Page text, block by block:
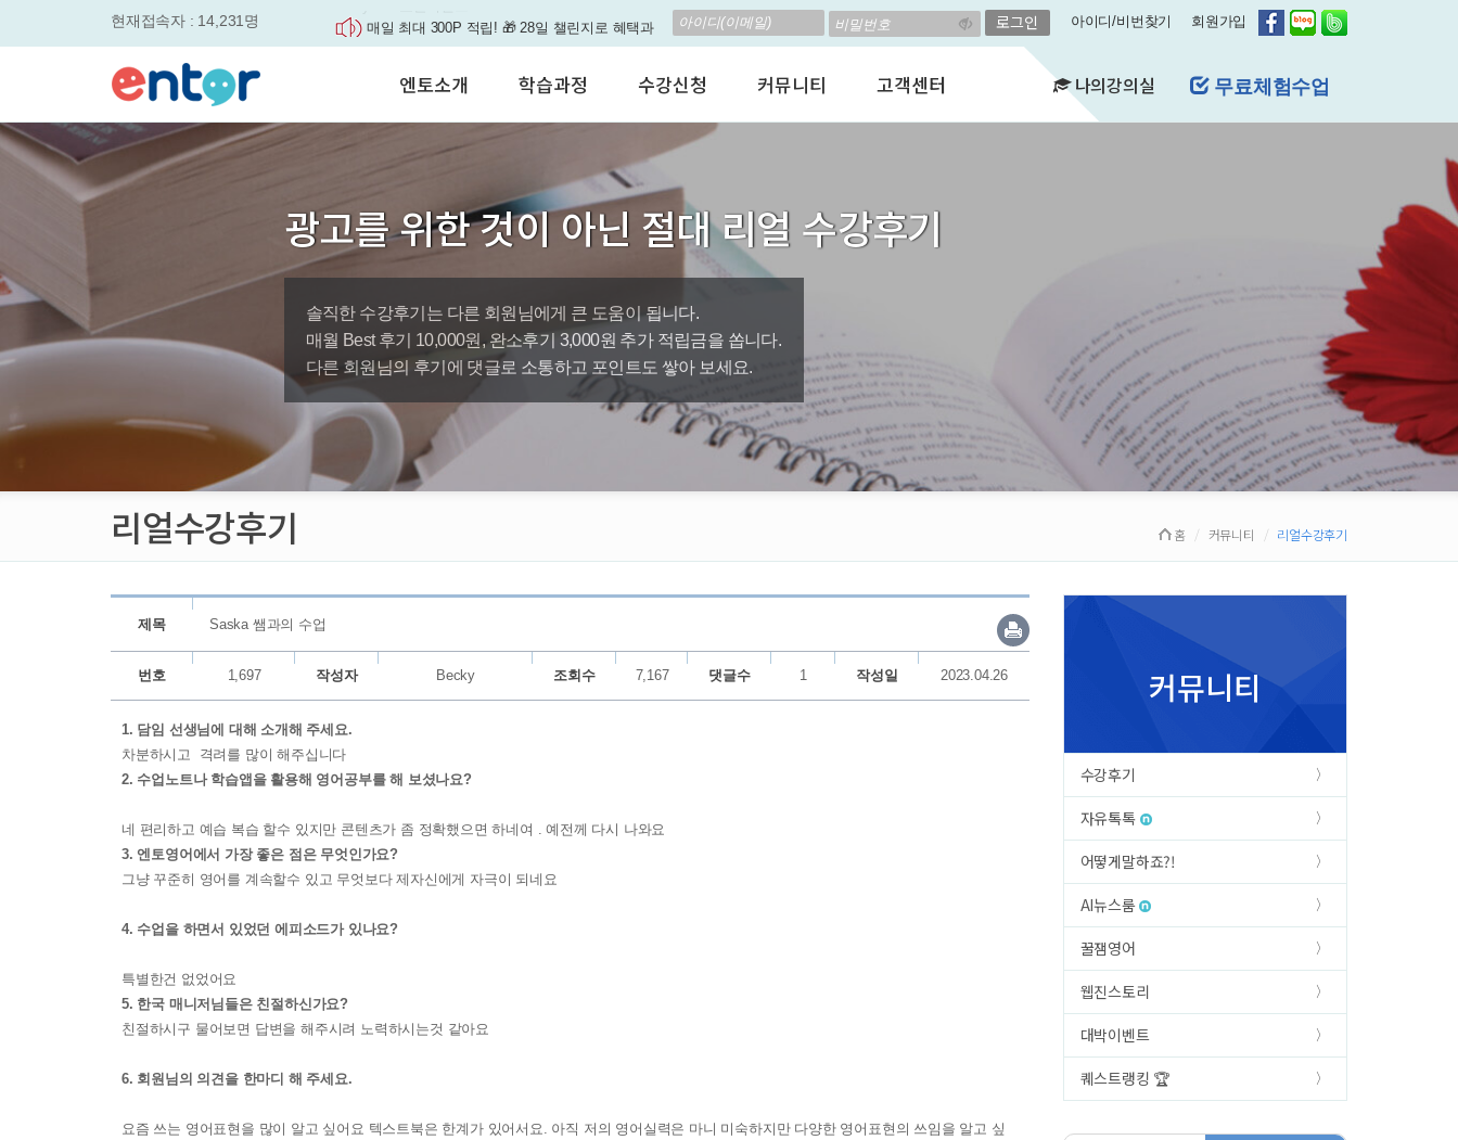
현재접속자 : 14,231명
매일 최대 300P 적립! 🎁 28일 챌린지로 혜택과
실력을 동시에 잡으세요
영자신문이 개인 맞춤형 뉴스로 놀랍게 개편 되
엔토영어 학습앱 '지원이'가 회원님의 개인비서
로 다시 태어났습니다.
🎉 세상에 단 하나뿐인 나의 첫 영문 저서 무료,
'Story Me' 오픈이벤트
아이디/비번찾기 회원가입
학습도우미 G1
서비스안내
회사소개
성인영어회화
비즈니스영어
인터뷰영어
수업교재안내
수강료안내
자율수강신청
AI 수강신청
그룹수업신청
AI뉴스룸
멤버쉽 안내
영어첨삭
쿠폰관리
결제내역
엔토소개 학습과정 수강신청 커뮤니티 고객센터 나의강의실 무료체험수업
광고를 위한 것이 아닌 절대 리얼 수강후기
솔직한 수강후기는 다른 회원님에게 큰 도움이 됩니다.
매월 Best 후기 10,000원, 완소후기 3,000원 추가 적립금을 쏩니다.
다른 회원님의 후기에 댓글로 소통하고 포인트도 쌓아 보세요.
리얼수강후기 홈 커뮤니티 리얼수강후기
제목 Saska 쌤과의 수업
번호 1,697 작성자 Becky 조회수 7,167 댓글수 1 작성일 2023.04.26
1. 담임 선생님에 대해 소개해 주세요.
차분하시고 격려를 많이 해주십니다
2. 수업노트나 학습앱을 활용해 영어공부를 해 보셨나요?
네 편리하고 예습 복습 할수 있지만 콘텐츠가 좀 정확했으면 하네여 . 예전께 다시 나와요
3. 엔토영어에서 가장 좋은 점은 무엇인가요?
그냥 꾸준히 영어를 계속할수 있고 무엇보다 제자신에게 자극이 되네요
4. 수업을 하면서 있었던 에피소드가 있나요?
특별한건 없었어요
5. 한국 매니저님들은 친절하신가요?
친절하시구 물어보면 답변을 해주시려 노력하시는것 같아요
6. 회원님의 의견을 한마디 해 주세요.
요즘 쓰는 영어표현을 많이 알고 싶어요 텍스트북은 한계가 있어서요. 아직 저의 영어실력은 마니 미숙하지만 다양한 영어표현의 쓰임을 알고 싶
커뮤니티
수강후기
자유톡톡
어떻게말하죠?!
AI뉴스룸
꿀잼영어
웹진스토리
대박이벤트
퀘스트랭킹 🏆